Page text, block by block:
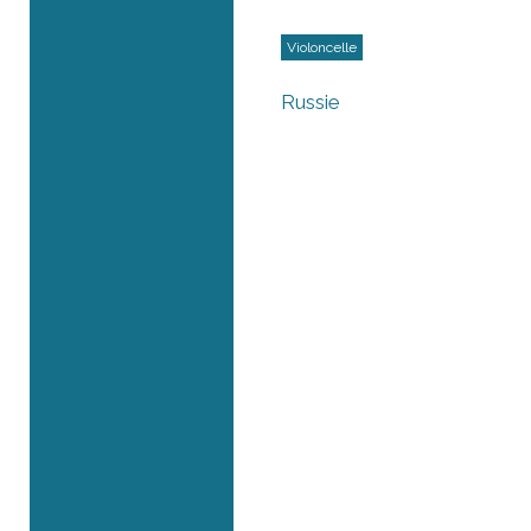
Violoncelle
Russie